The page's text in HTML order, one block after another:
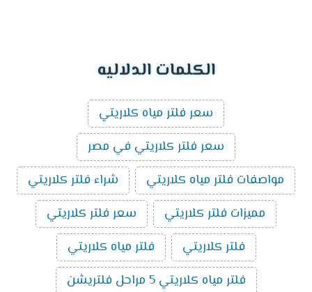
الكلمات الدلاليه
سعر فلتر مياه كلاريتي
سعر فلتر كلاريتي في مصر
مواصفات فلتر مياه كلاريتي
شراء فلتر كلاريتي
مميزات فلتر كلاريتي
سعر فلتر كلاريتي
فلتر كلاريتي
فلتر مياه كلاريتي
فلتر مياه كلاريتي 5 مراحل فلتريشن